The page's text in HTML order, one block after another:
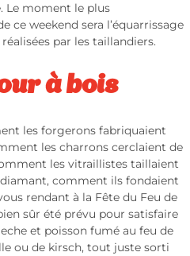
Le moment le plus
ce weekend sera l’équarrissage
par les taillandiers.
à bois
les forgerons fabriquaient
les charrons cerclaient de
les vitraillistes taillaient
comment ils fondaient
rendant à la Fête du Feu de
sûr été prévu pour satisfaire
et poisson fumé au feu de
ou de kirsch, tout juste sorti